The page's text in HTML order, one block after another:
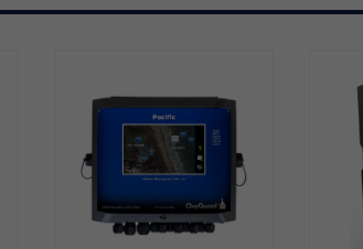
Nödvändiga
Dessa